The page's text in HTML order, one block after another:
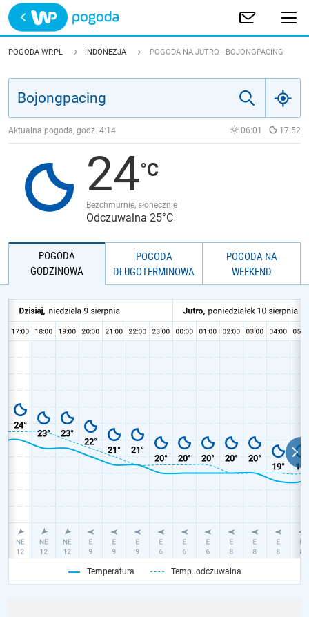
Trwa ładowanie
POLSKA
JAKOŚĆ POWIETRZA
POGODA WP.PL INDONEZJA POGODA NA JUTRO - BOJONGPACING
Aktualna pogoda, godz. 4:14 06:01 17:52
24
Bezchmurnie, słonecznie
Odczuwalna 25°C
POGODA
GODZINOWA
POGODA
DŁUGOTERMINOWA
POGODA NA
WEEKEND
Temperatura Temp. odczuwalna